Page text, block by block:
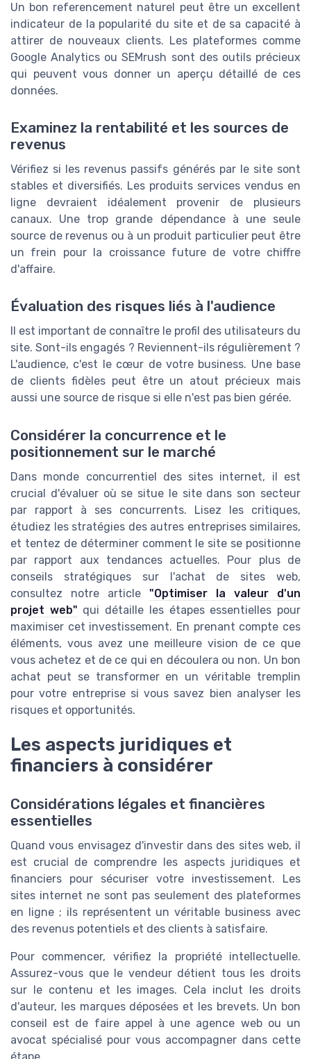
Un bon referencement naturel peut être un excellent
indicateur de la popularité du site et de sa capacité à
attirer de nouveaux clients. Les plateformes comme
Google Analytics ou SEMrush sont des outils précieux
qui peuvent vous donner un aperçu détaillé de ces
données.
Examinez la rentabilité et les sources de
revenus
Vérifiez si les revenus passifs générés par le site sont
stables et diversifiés. Les produits services vendus en
ligne devraient idéalement provenir de plusieurs
canaux. Une trop grande dépendance à une seule
source de revenus ou à un produit particulier peut être
un frein pour la croissance future de votre chiffre
d'affaire.
Évaluation des risques liés à l'audience
Il est important de connaître le profil des utilisateurs du
site. Sont-ils engagés ? Reviennent-ils régulièrement ?
L'audience, c'est le cœur de votre business. Une base
de clients fidèles peut être un atout précieux mais
aussi une source de risque si elle n'est pas bien gérée.
Considérer la concurrence et le
positionnement sur le marché
Dans monde concurrentiel des sites internet, il est
crucial d'évaluer où se situe le site dans son secteur
par rapport à ses concurrents. Lisez les critiques,
étudiez les stratégies des autres entreprises similaires,
et tentez de déterminer comment le site se positionne
par rapport aux tendances actuelles. Pour plus de
conseils stratégiques sur l'achat de sites web,
consultez notre article "Optimiser la valeur d'un
projet web" qui détaille les étapes essentielles pour
maximiser cet investissement. En prenant compte ces
éléments, vous avez une meilleure vision de ce que
vous achetez et de ce qui en découlera ou non. Un bon
achat peut se transformer en un véritable tremplin
pour votre entreprise si vous savez bien analyser les
risques et opportunités.
Les aspects juridiques et
financiers à considérer
Considérations légales et financières
essentielles
Quand vous envisagez d'investir dans des sites web, il
est crucial de comprendre les aspects juridiques et
financiers pour sécuriser votre investissement. Les
sites internet ne sont pas seulement des plateformes
en ligne ; ils représentent un véritable business avec
des revenus potentiels et des clients à satisfaire.
Pour commencer, vérifiez la propriété intellectuelle.
Assurez-vous que le vendeur détient tous les droits
sur le contenu et les images. Cela inclut les droits
d'auteur, les marques déposées et les brevets. Un bon
conseil est de faire appel à une agence web ou un
avocat spécialisé pour vous accompagner dans cette